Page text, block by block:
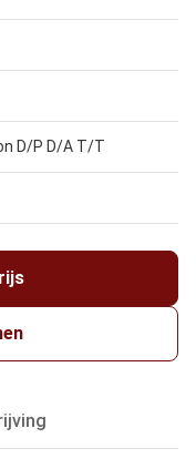
D/P D/A T/T